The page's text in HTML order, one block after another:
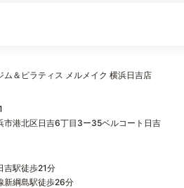
ム＆ピラティス メルメイク 横浜日吉店
市港北区日吉6丁目3ー35ベルコート日吉
吉駅徒歩21分
新綱島駅徒歩26分